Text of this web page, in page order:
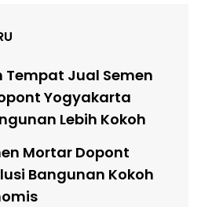
Tempat Jual Semen
Yogyakarta
Lebih Kokoh
Mortar Dopont
Bangunan Kokoh